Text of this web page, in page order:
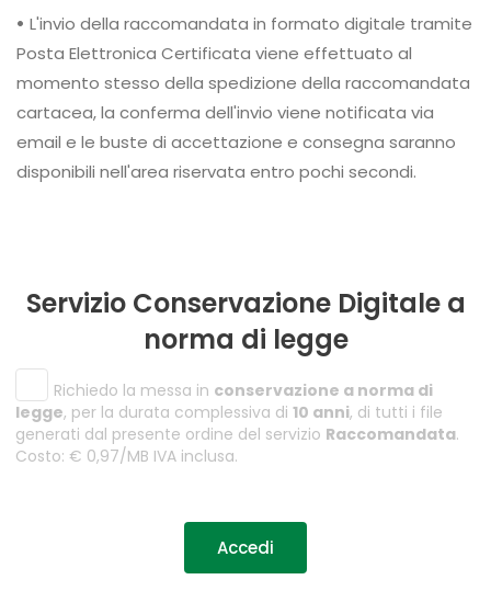
• L'invio della raccomandata in formato digitale tramite
Posta Elettronica Certificata viene effettuato al
momento stesso della spedizione della raccomandata
cartacea, la conferma dell'invio viene notificata via
email e le buste di accettazione e consegna saranno
disponibili nell'area riservata entro pochi secondi.
Servizio Conservazione Digitale a
norma di legge
Richiedo la messa in conservazione a norma di
legge, per la durata complessiva di 10 anni, di tutti i file
generati dal presente ordine del servizio Raccomandata.
Costo: € 0,97/MB IVA inclusa.
Accedi